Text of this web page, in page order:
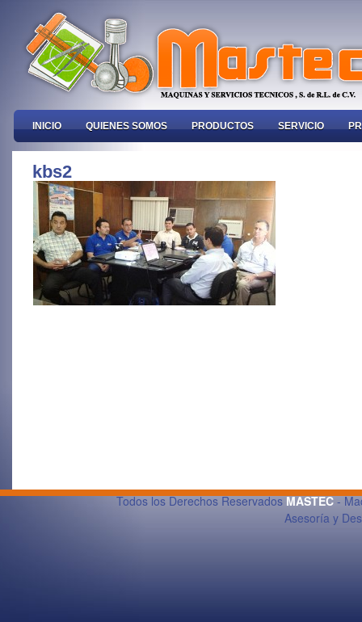
INICIO QUIENES SOMOS PRODUCTOS SERVICIO
kbs2
Todos los Derechos ReservadosMASTEC-
Asesoría y